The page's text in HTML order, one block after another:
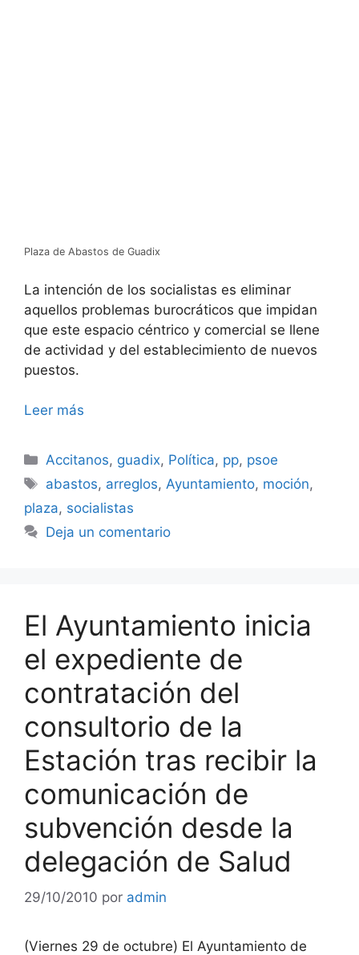
Plaza de Abastos de Guadix
La intención de los socialistas es eliminar
aquellos problemas burocráticos que impidan
que este espacio céntrico y comercial se llene
de actividad y del establecimiento de nuevos
puestos.
Leer más
Categorías
Accitanos, guadix, Política, pp, psoe
Etiquetas
abastos, arreglos,Ayuntamiento, moción,
plaza, socialistas
Deja un comentario
El Ayuntamiento inicia
el expediente de
contratación del
consultorio de la
Estación tras recibir la
comunicación de
subvención desde la
delegación de Salud
29/10/2010 por admin
(Viernes 29 de octubre) El Ayuntamiento de